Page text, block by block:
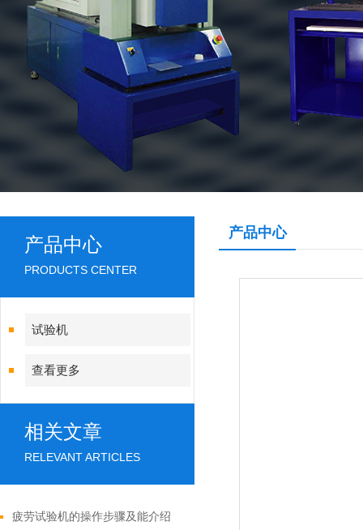
产品中心
PRODUCTS CENTER
试验机
查看更多
相关文章
RELEVANT ARTICLES
疲劳试验机的操作步骤及能介绍
产品中心